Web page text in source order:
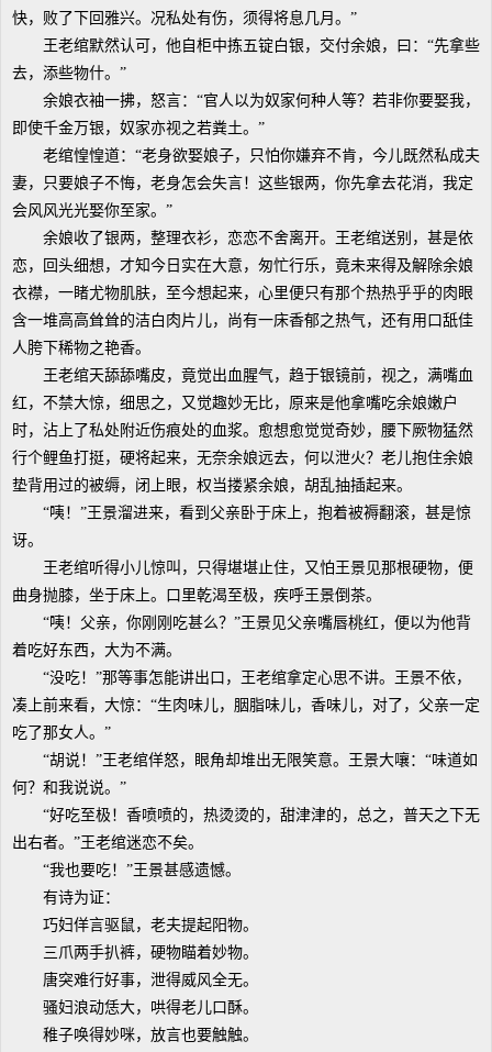
快，败了下回雅兴。况私处有伤，须得将息几月。”
王老绾默然认可，他自柜中拣五锭白银，交付余娘，曰：“先拿些
去，添些物什。”
余娘衣袖一拂，怒言：“官人以为奴家何种人等？若非你要娶我，
即使千金万银，奴家亦视之若粪土。”
老绾惶惶道：“老身欲娶娘子，只怕你嫌弃不肯，今儿既然私成夫
妻，只要娘子不悔，老身怎会失言！这些银两，你先拿去花消，我定
会风风光光娶你至家。”
余娘收了银两，整理衣衫，恋恋不舍离开。王老绾送别，甚是依
恋，回头细想，才知今日实在大意，匆忙行乐，竟未来得及解除余娘
衣襟，一睹尤物肌肤，至今想起来，心里便只有那个热热乎乎的肉眼
含一堆高高耸耸的洁白肉片儿，尚有一床香郁之热气，还有用口舐佳
人胯下稀物之艳香。
王老绾天舔舔嘴皮，竟觉出血腥气，趋于银镜前，视之，满嘴血
红，不禁大惊，细思之，又觉趣妙无比，原来是他拿嘴吃余娘嫩户
时，沾上了私处附近伤痕处的血浆。愈想愈觉觉奇妙，腰下厥物猛然
行个鲤鱼打挺，硬将起来，无奈余娘远去，何以泄火？老儿抱住余娘
垫背用过的被缛，闭上眼，权当搂紧余娘，胡乱抽插起来。
“咦！”王景溜进来，看到父亲卧于床上，抱着被褥翻滚，甚是惊
讶。
王老绾听得小儿惊叫，只得堪堪止住，又怕王景见那根硬物，便
曲身抛膝，坐于床上。口里乾渴至极，疾呼王景倒茶。
“咦！父亲，你刚刚吃甚么？”王景见父亲嘴唇桃红，便以为他背
着吃好东西，大为不满。
“没吃！”那等事怎能讲出口，王老绾拿定心思不讲。王景不依，
凑上前来看，大惊：“生肉味儿，胭脂味儿，香味儿，对了，父亲一定
吃了那女人。”
“胡说！”王老绾佯怒，眼角却堆出无限笑意。王景大嚷：“味道如
何？和我说说。”
“好吃至极！香喷喷的，热烫烫的，甜津津的，总之，普天之下无
出右者。”王老绾迷恋不矣。
“我也要吃！”王景甚感遗憾。
有诗为证：
巧妇佯言驱鼠，老夫提起阳物。
三爪两手扒裤，硬物瞄着妙物。
唐突难行好事，泄得威风全无。
骚妇浪动恁大，哄得老儿口酥。
稚子唤得妙咪，放言也要触触。